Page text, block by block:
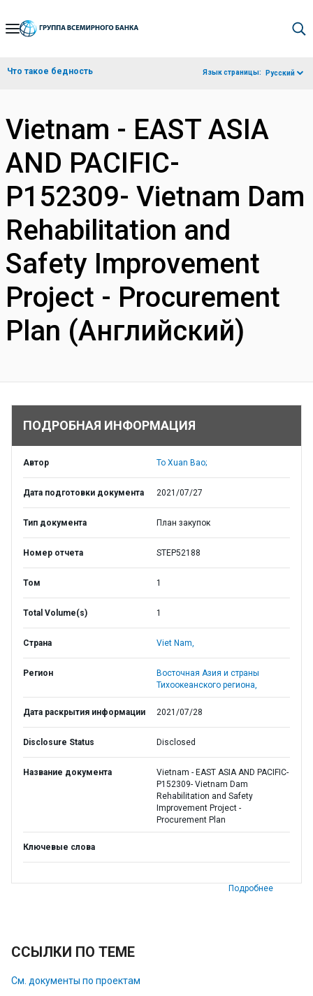
Skip
Navigation
Что такое бедность Язык страницы: Русский
Vietnam - EAST ASIA
AND PACIFIC-
P152309- Vietnam Dam
Rehabilitation and
Safety Improvement
Project - Procurement
Plan (Английский)
ПОДРОБНАЯ ИНФОРМАЦИЯ
Автор To Xuan Bao;
Дата подготовки документа 2021/07/27
Тип документа План закупок
Номер отчета STEP52188
Том 1
Total Volume(s) 1
Страна Viet Nam,
Регион
Восточная Азия и страны
Тихоокеанского региона,
Дата раскрытия информации 2021/07/28
Disclosure Status Disclosed
Название документа
Vietnam - EAST ASIA AND PACIFIC-
P152309- Vietnam Dam
Rehabilitation and Safety
Improvement Project -
Procurement Plan
Ключевые слова
Подробнее
ССЫЛКИ ПО ТЕМЕ
См. документы по проектам